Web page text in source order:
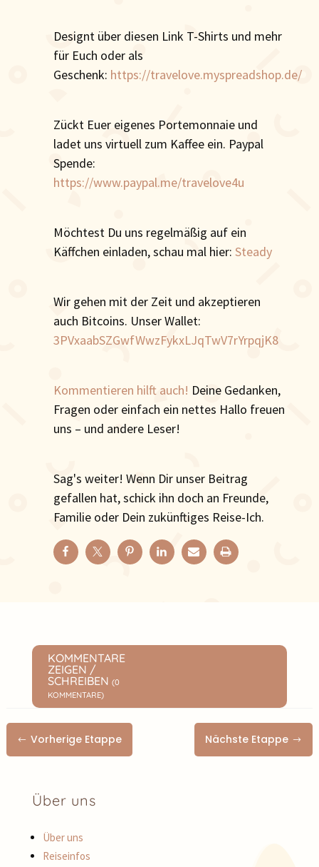
Designt über diesen Link T-Shirts und mehr
für Euch oder als
Geschenk: https://travelove.myspreadshop.de/
Zückt Euer eigenes Portemonnaie und
ladet uns virtuell zum Kaffee ein. Paypal
Spende:
https://www.paypal.me/travelove4u
Möchtest Du uns regelmäßig auf ein
Käffchen einladen, schau mal hier: Steady
Wir gehen mit der Zeit und akzeptieren
auch Bitcoins. Unser Wallet:
3PVxaabSZGwfWwzFykxLJqTwV7rYrpqjK8
Kommentieren hilft auch! Deine Gedanken,
Fragen oder einfach ein nettes Hallo freuen
uns – und andere Leser!
Sag's weiter! Wenn Dir unser Beitrag
gefallen hat, schick ihn doch an Freunde,
Familie oder Dein zukünftiges Reise-Ich.
KOMMENTARE
ZEIGEN /
SCHREIBEN(0
KOMMENTARE)
# Vorherige Etappe Nächste Etappe $
Über uns
Über uns
Reiseinfos